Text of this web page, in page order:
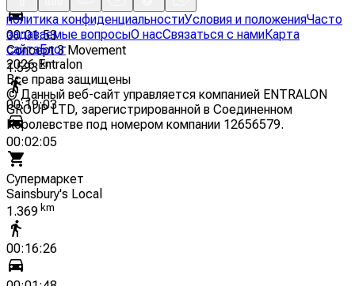
00:01:53
Concept 3 Movement
1.593 km
00:19:03
00:02:05
Супермаркет
Sainsbury's Local
1.369 km
00:16:26
политика конфиденциальностиУсловия и положенияЧасто
задаваемые вопросыО насСвязаться с намиКарта
сайтаБлог
2026Entralon
Все права защищены
©Данный веб-сайт управляется компанией ENTRALON
GROUP LTD, зарегистрированной в Соединенном
Королевстве под номером компании 12656579.